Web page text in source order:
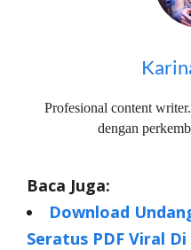
Profesional content
dengan
Baca Juga:
Download
Seratus PDF Viral